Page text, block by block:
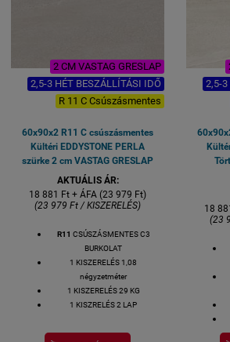
2 CM VASTAG GRESLAP
2,5-3 HÉT BESZÁLLÍTÁSI IDŐ
R 11 C Csúszásmentes
60x90x2 R11 C csúszásmentes
Kültéri EDDYSTONE PERLA
szürke 2 cm VASTAG GRESLAP
AKTUÁLIS ÁR:
18 881 Ft + ÁFA (23 979 Ft)
(23 979 Ft / KISZERELÉS)
R11 CSÚSZÁSMENTES C3
BURKOLAT
1 KISZERELÉS 1,08
négyzetméter
1 KISZERELÉS 29 KG
1 KISZRELÉS 2 LAP
VASTAGSÁG: 2 CM
2,5-3
18
(23